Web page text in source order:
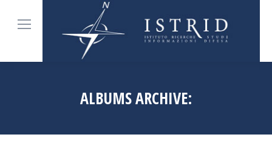
ALBUMS ARCHIVE: